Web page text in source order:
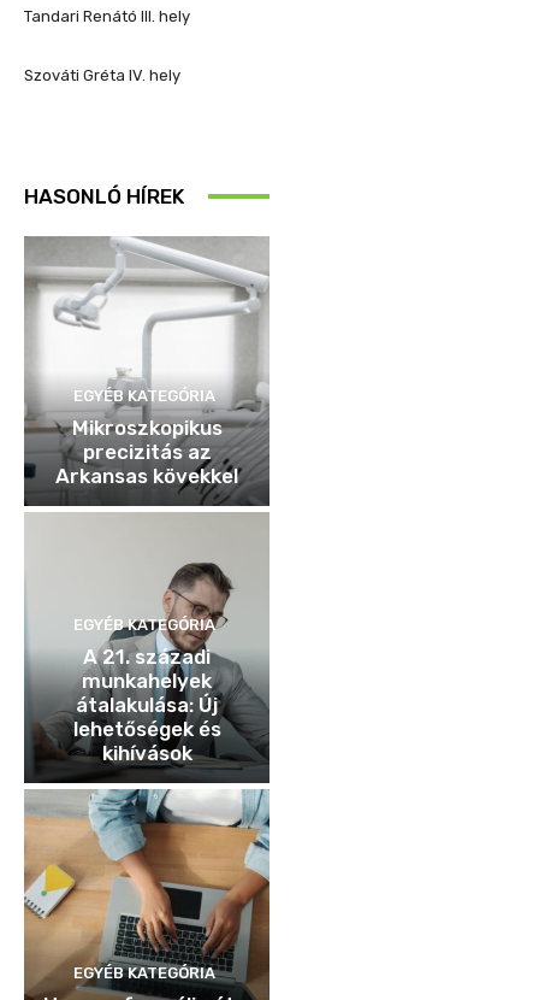
Tandari Renátó III. hely
Szováti Gréta IV. hely
HASONLÓ HÍREK
EGYÉB KATEGÓRIA
Mikroszkopikus
precizitás az
Arkansas kövekkel
EGYÉB KATEGÓRIA
A 21. századi
munkahelyek
átalakulása: Új
lehetőségek és
kihívások
EGYÉB KATEGÓRIA